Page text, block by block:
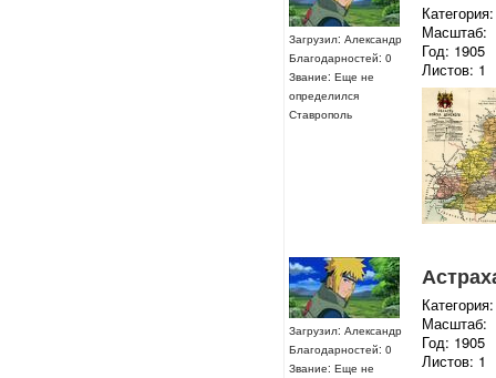
Загрузил: Александр
Благодарностей: 0
Звание: Еще не
определился
Ставрополь
Масштаб:
Год: 1905
Листов: 1
Загрузил: Александр
Благодарностей: 0
Звание: Еще не
Масштаб:
Год: 1905
Листов: 1